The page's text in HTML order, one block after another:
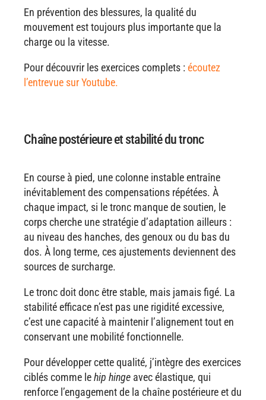
En prévention des blessures, la qualité du
mouvement est toujours plus importante que la
charge ou la vitesse.
Pour découvrir les exercices complets :écoutez
l’entrevue sur Youtube.
Chaîne postérieure et stabilité du tronc
En course à pied, une colonne instable entraîne
inévitablement des compensations répétées. À
chaque impact, si le tronc manque de soutien, le
corps cherche une stratégie d’adaptation ailleurs :
au niveau des hanches, des genoux ou du bas du
dos. À long terme, ces ajustements deviennent des
sources de surcharge.
Le tronc doit donc être stable, mais jamais figé. La
stabilité efficace n’est pas une rigidité excessive,
c’est une capacité à maintenir l’alignement tout en
conservant une mobilité fonctionnelle.
Pour développer cette qualité, j’intègre des exercices
ciblés comme lehip hinge avec élastique, qui
renforce l’engagement de la chaîne postérieure et du